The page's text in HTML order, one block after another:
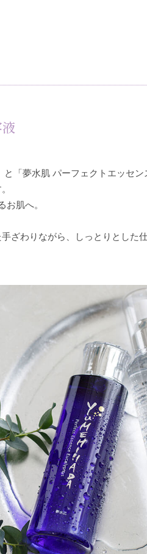
と「夢水肌 パーフェクトエッセ
お肌へ。
ざわりながら、しっとりとした